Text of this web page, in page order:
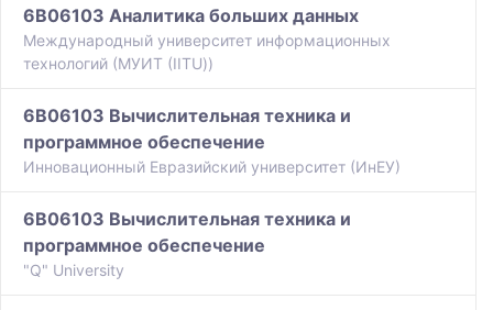
6B06103 Аналитика больших данных
Международный университет информационных
технологий (МУИТ (IITU))
6B06103 Вычислительная техника и
программное обеспечение
Инновационный Евразийский университет (ИнЕУ)
6B06103 Вычислительная техника и
программное обеспечение
"Q" University